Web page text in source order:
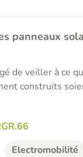
panneaux
de veiller à ce
construits
Electromobilité